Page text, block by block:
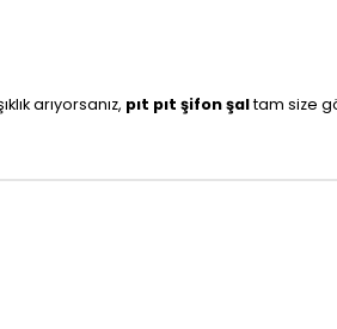
arıyorsanız, pıt pıt şifon şaltam size